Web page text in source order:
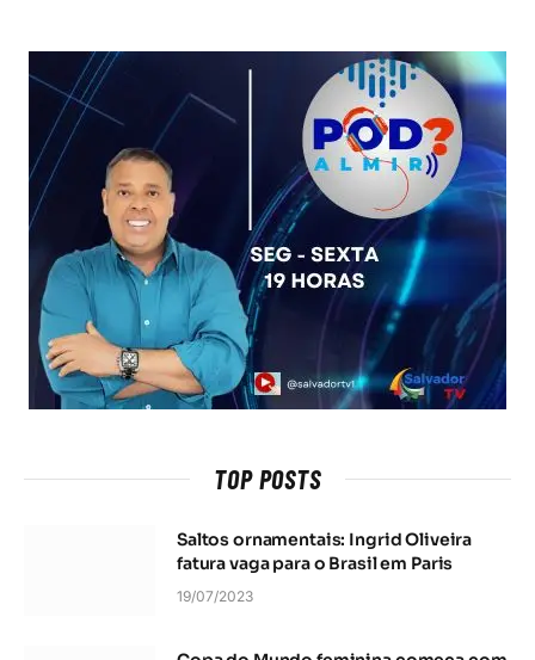
TOP POSTS
Saltos ornamentais: Ingrid Oliveira
fatura vaga para o Brasil em Paris
19/07/2023